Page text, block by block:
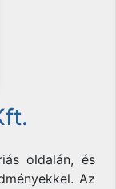
oldalán, és
Az